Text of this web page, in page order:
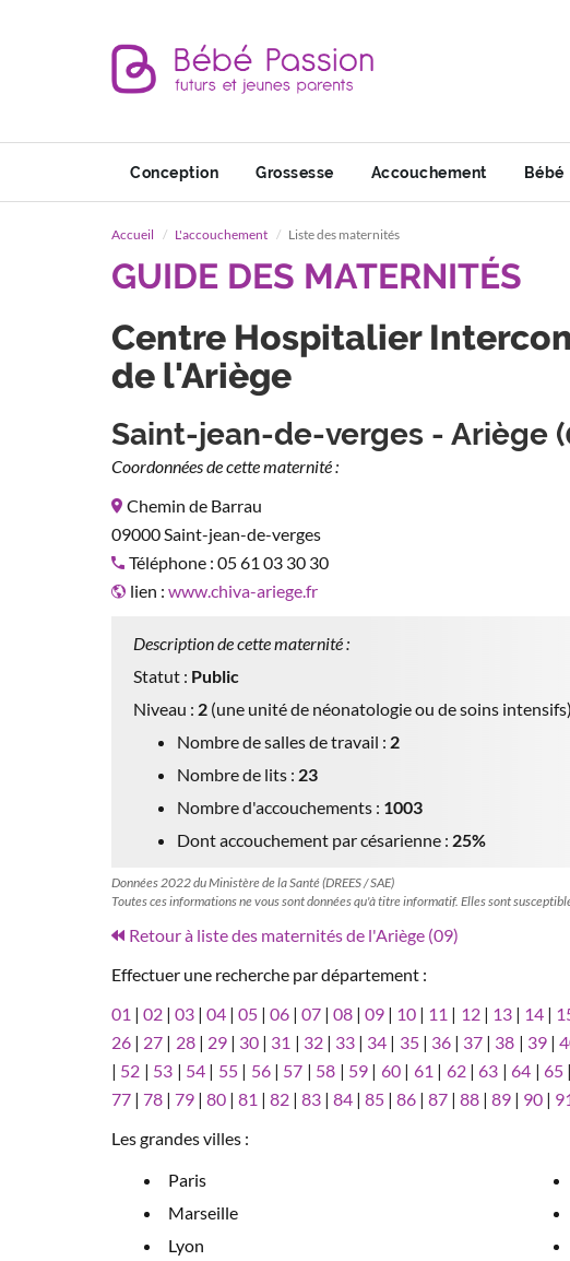
Conception Grossesse Accouchement Bébé
Accueil L'accouchement Liste des maternités
GUIDE DES MATERNITÉS
Centre Hospitalier
de l'Ariège
Saint-jean-de-verges - Ariège
Coordonnées de cette maternité :
Chemin de Barrau
09000 Saint-jean-de-verges
Téléphone : 05 61 03 30 30
lien : www.chiva-ariege.fr
Description de cette maternité :
Statut : Public
Niveau : 2 (une unité de néonatologie ou de soins intensifs)
Nombre de salles de travail : 2
Nombre de lits : 23
Nombre d'accouchements : 1003
Dont accouchement par césarienne : 25%
Données 2022 du Ministère de la Santé (DREES / SAE)
Toutes ces informations ne vous sont données qu'à titre informatif. Elles sont
Retour à liste des maternités de l'Ariège (09)
Effectuer une recherche par département :
01 |02 |03 |04 |05 |06 |07 |08 |09 | 10 | 11 | 12| 13| 14|
26 | 27 | 28| 29| 30 | 31 | 32| 33| 34 | 35| 36| 37 | 38 | 39|
| 52 | 53 | 54 | 55| 56| 57 | 58 | 59 | 60| 61 | 62|63 |64 | 65|
77 | 78 | 79 | 80 | 81 | 82 | 83 | 84 | 85 | 86 | 87 | 88 | 89 | 90 |
Les grandes villes :
Paris
Marseille
Lyon